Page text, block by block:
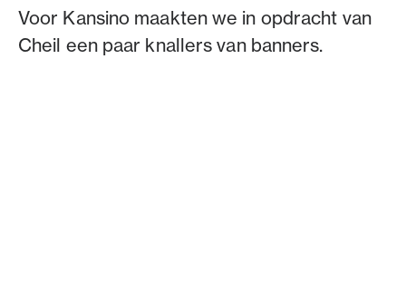
Voor Kansino maakten we in opdracht van
Cheil een paar knallers van banners.